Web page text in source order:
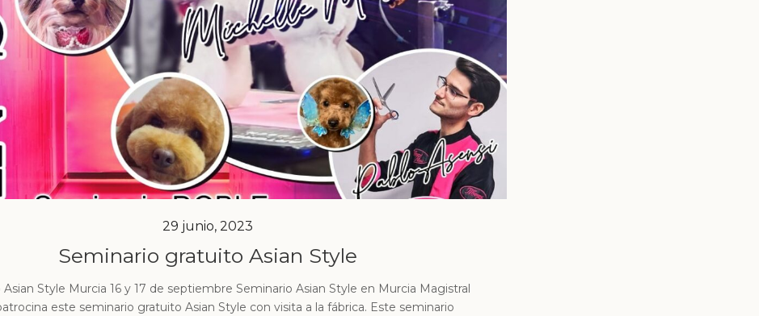
29 junio, 2023
Seminario gratuito Asian Style
Asian Style Murcia 16 y 17 de septiembre Seminario Asian Style en Murcia Magistral
este seminario gratuito Asian Style con visita a la fábrica. Este seminario